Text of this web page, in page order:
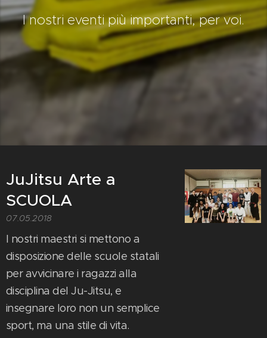
I nostri eventi più importanti, per voi.
JuJitsu Arte a
SCUOLA
07.05.2018
I nostri maestri si mettono a
disposizione delle scuole statali
per avvicinare i ragazzi alla
disciplina del Ju-Jitsu, e
insegnare loro non un semplice
sport, ma una stile di vita.